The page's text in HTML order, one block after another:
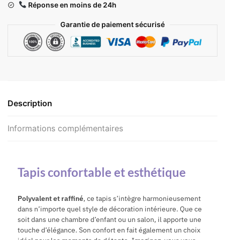
Réponse en moins de 24h
Garantie de paiement sécurisé
Description
Informations complémentaires
Tapis confortable et esthétique
Polyvalent et raffiné, ce tapis s’intègre harmonieusement
dans n’importe quel style de décoration intérieure. Que ce
soit dans une chambre d’enfant ou un salon, il apporte une
touche d’élégance. Son confort en fait également un choix